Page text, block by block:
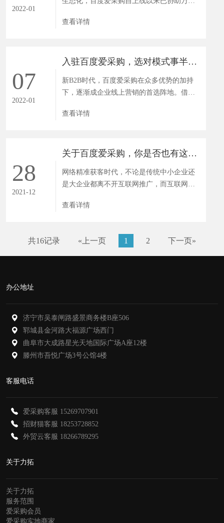
2022-01
查看详情
07
2022-01
入驻百度爱采购，选对模式事半功倍！
新B2B时代，百度爱采购在众多优势的加持
下，逐渐成企业线上营销的首选阵地。借助
查看详情
28
2021-12
关于百度爱采购，你是否也有这些疑问？
网络精准获客时代，不论是传统中小企业还
是大企业都离不开互联网推广，而互联网推
查看详情
共16记录 «上一页 1 2 下一页»
办公地址
济宁市吴泰闸路盛景商务楼B座506
郓城县金河路大福源广场西门
曲阜市大成路星光天地国际广场A座12楼
滕州市吾悦广场3号公馆4楼
客服电话
爱采购客服 15269707901
招财猫客服 18253728852
外贸云客服 18266789295
关于力拓
关于力拓
服务范围
爱采购会员
爱采购实地商家